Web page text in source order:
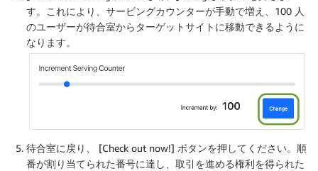
す。これにより、サービングカウンターが手動で増え、100 人
のユーザーが待合室からターゲットサイトに移動できるように
なります。
待合室に戻り、 [Check out now!] ボタンを押してください。順
番が割り当てられた番号に達し、取引を進める権利を得られた